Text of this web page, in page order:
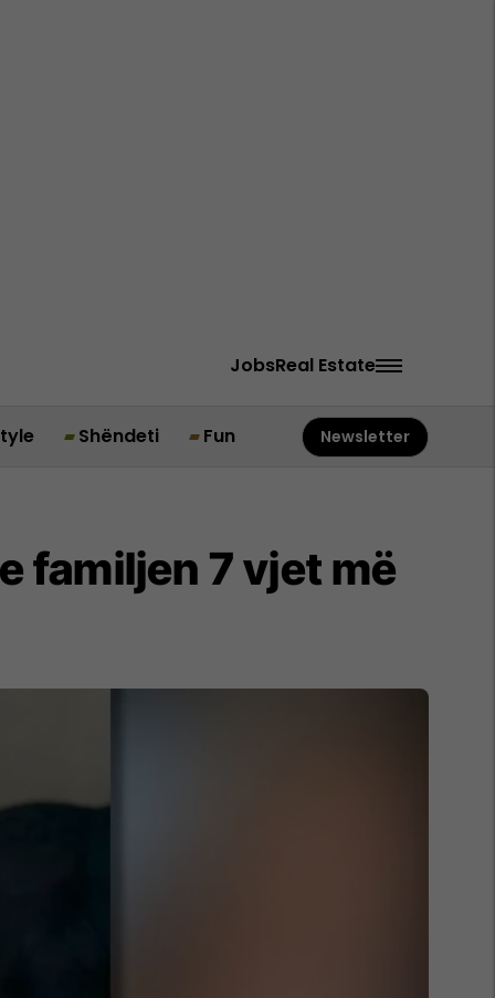
JobsReal Estate
Shëndeti Fun Newsletter
familjen 7 vjet më